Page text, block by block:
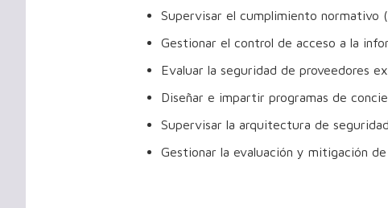
Supervisar el cumplimiento normativo
Gestionar el control de acceso a la
Evaluar la seguridad de proveedores
Diseñar e impartir programas de
Supervisar la arquitectura de
Gestionar la evaluación y mitigación